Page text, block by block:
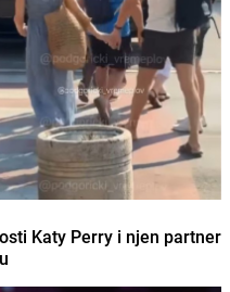
Katy Perry i njen partner